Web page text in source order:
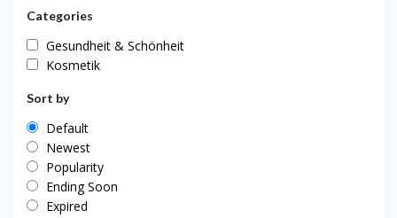
Categories
Gesundheit & Schönheit
Kosmetik
Sort by
Default
Newest
Popularity
Ending Soon
Expired